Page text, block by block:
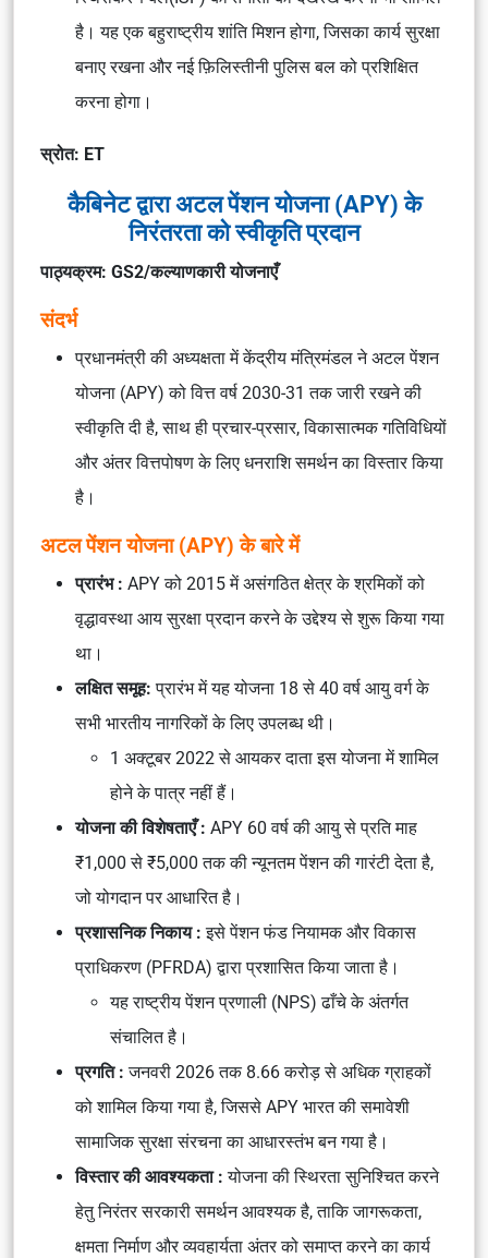
है। यह एक बहुराष्ट्रीय शांति मिशन होगा, जिसका कार्य सुरक्षा
बनाए रखना और नई फ़िलिस्तीनी पुलिस बल को प्रशिक्षित
करना होगा।
स्रोत: ET
कैबिनेट द्वारा अटल पेंशन योजना (APY) के
निरंतरता को स्वीकृति प्रदान
पाठ्यक्रम: GS2/कल्याणकारी योजनाएँ
संदर्भ
प्रधानमंत्री की अध्यक्षता में केंद्रीय मंत्रिमंडल ने अटल पेंशन
योजना (APY) को वित्त वर्ष 2030-31 तक जारी रखने की
स्वीकृति दी है, साथ ही प्रचार-प्रसार, विकासात्मक गतिविधियों
और अंतर वित्तपोषण के लिए धनराशि समर्थन का विस्तार किया
है।
अटल पेंशन योजना (APY) के बारे में
प्रारंभ : APY को 2015 में असंगठित क्षेत्र के श्रमिकों को
वृद्धावस्था आय सुरक्षा प्रदान करने के उद्देश्य से शुरू किया गया
था।
लक्षित समूह: प्रारंभ में यह योजना 18 से 40 वर्ष आयु वर्ग के
सभी भारतीय नागरिकों के लिए उपलब्ध थी।
1 अक्टूबर 2022 से आयकर दाता इस योजना में शामिल
होने के पात्र नहीं हैं।
योजना की विशेषताएँ : APY 60 वर्ष की आयु से प्रति माह
₹1,000 से ₹5,000 तक की न्यूनतम पेंशन की गारंटी देता है,
जो योगदान पर आधारित है।
प्रशासनिक निकाय : इसे पेंशन फंड नियामक और विकास
प्राधिकरण (PFRDA) द्वारा प्रशासित किया जाता है।
यह राष्ट्रीय पेंशन प्रणाली (NPS) ढाँचे के अंतर्गत
संचालित है।
प्रगति : जनवरी 2026 तक 8.66 करोड़ से अधिक ग्राहकों
को शामिल किया गया है, जिससे APY भारत की समावेशी
सामाजिक सुरक्षा संरचना का आधारस्तंभ बन गया है।
विस्तार की आवश्यकता : योजना की स्थिरता सुनिश्चित करने
हेतु निरंतर सरकारी समर्थन आवश्यक है, ताकि जागरूकता,
क्षमता निर्माण और व्यवहार्यता अंतर को समाप्त करने का कार्य